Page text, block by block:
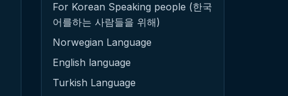
For Korean Speaking people (한국
어를하는 사람들을 위해)
Norwegian Language
English language
Turkish Language